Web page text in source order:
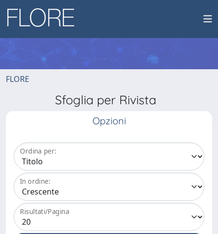
FLORE
Sfoglia per Rivista
Opzioni
Ordina per:
In ordine:
Risultati/Pagina